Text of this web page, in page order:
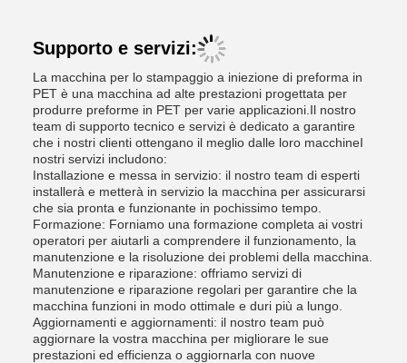
Supporto e servizi:
La macchina per lo stampaggio a iniezione di preforma in
PET è una macchina ad alte prestazioni progettata per
produrre preforme in PET per varie applicazioni.Il nostro
team di supporto tecnico e servizi è dedicato a garantire
che i nostri clienti ottengano il meglio dalle loro macchineI
nostri servizi includono:
Installazione e messa in servizio: il nostro team di esperti
installerà e metterà in servizio la macchina per assicurarsi
che sia pronta e funzionante in pochissimo tempo.
Formazione: Forniamo una formazione completa ai vostri
operatori per aiutarli a comprendere il funzionamento, la
manutenzione e la risoluzione dei problemi della macchina.
Manutenzione e riparazione: offriamo servizi di
manutenzione e riparazione regolari per garantire che la
macchina funzioni in modo ottimale e duri più a lungo.
Aggiornamenti e aggiornamenti: il nostro team può
aggiornare la vostra macchina per migliorare le sue
prestazioni ed efficienza o aggiornarla con nuove